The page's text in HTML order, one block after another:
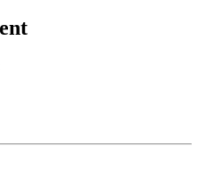
à vous :